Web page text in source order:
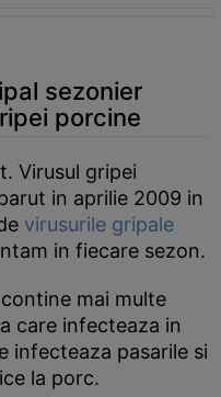
sezonier
porcine
Virusul gripei
in aprilie 2009 in
virusurile gripale
in fiecare sezon.
mai multe
care infecteaza in
infecteaza pasarile si
la porc.